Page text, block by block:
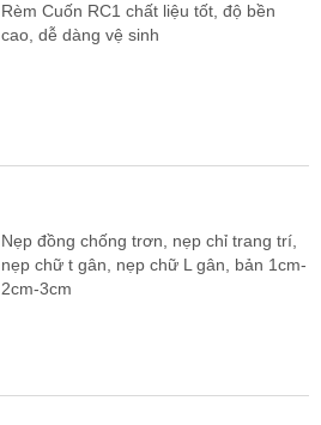
Rèm Cuốn RC1 chất liệu tốt, độ bền
cao, dễ dàng vệ sinh
Nẹp đồng chống trơn, nẹp chỉ trang trí,
nẹp chữ t gân, nẹp chữ L gân, bản 1cm-
2cm-3cm